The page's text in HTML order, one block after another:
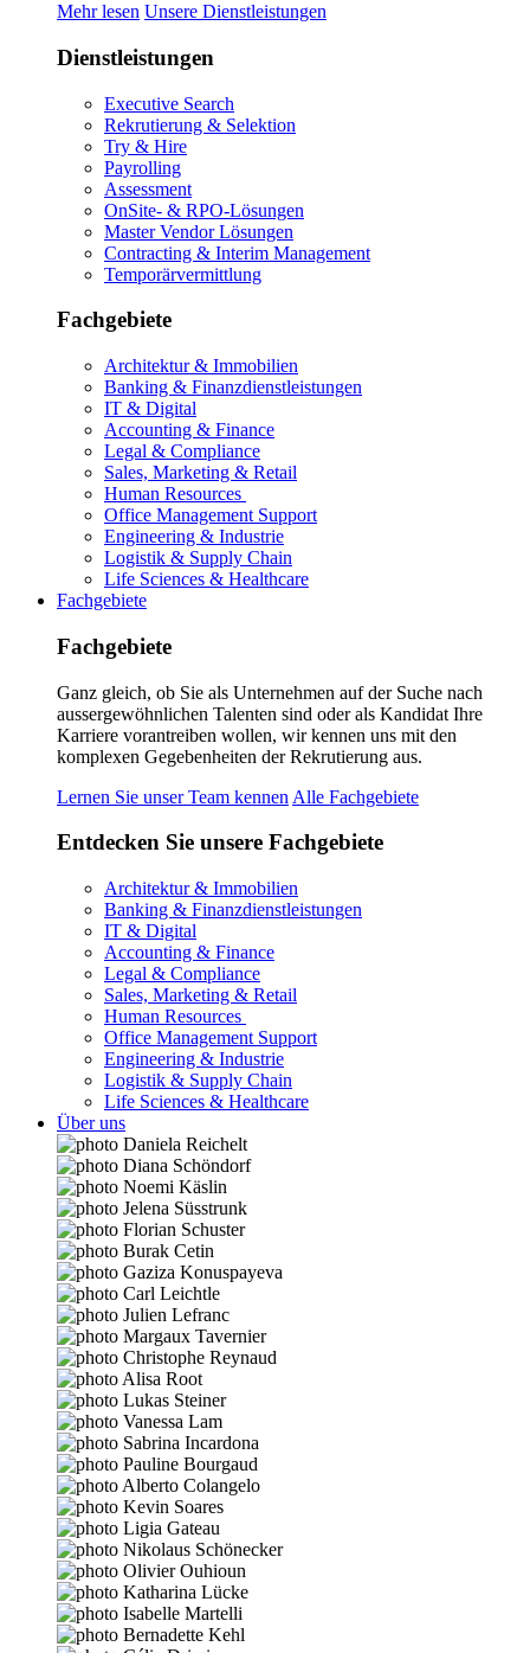
Mehr lesen Unsere Dienstleistungen
Dienstleistungen
Executive Search
Rekrutierung & Selektion
Try & Hire
Payrolling
Assessment
OnSite- & RPO-Lösungen
Master Vendor Lösungen
Contracting & Interim Management
Temporärvermittlung
Fachgebiete
Architektur & Immobilien
Banking & Finanzdienstleistungen
IT & Digital
Accounting & Finance
Legal & Compliance
Sales, Marketing & Retail
Human Resources
Office Management Support
Engineering & Industrie
Logistik & Supply Chain
Life Sciences & Healthcare
Fachgebiete
Fachgebiete
Ganz gleich, ob Sie als Unternehmen auf der Suche nach
aussergewöhnlichen Talenten sind oder als Kandidat Ihre
Karriere vorantreiben wollen, wir kennen uns mit den
komplexen Gegebenheiten der Rekrutierung aus.
Lernen Sie unser Team kennen Alle Fachgebiete
Entdecken Sie unsere Fachgebiete
Architektur & Immobilien
Banking & Finanzdienstleistungen
IT & Digital
Accounting & Finance
Legal & Compliance
Sales, Marketing & Retail
Human Resources
Office Management Support
Engineering & Industrie
Logistik & Supply Chain
Life Sciences & Healthcare
Über uns